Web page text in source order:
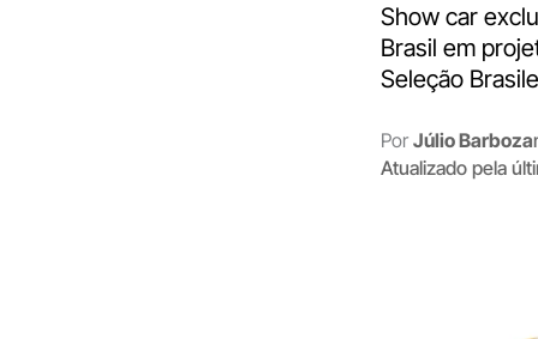
Show car
Brasil em
Seleção
Por Júlio Barboza
Atualizado pela